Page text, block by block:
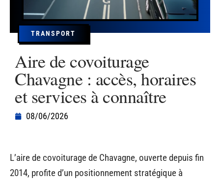
TRANSPORT
Aire de covoiturage
Chavagne : accès, horaires
et services à connaître
08/06/2026
L’aire de covoiturage de Chavagne, ouverte depuis fin
2014, profite d’un positionnement stratégique à